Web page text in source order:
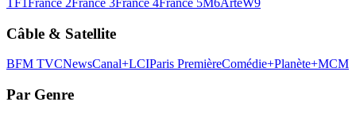
Câble & Satellite
BFM TVCNewsCanal+LCIParis PremièreComédie+Planète+MCM
Par Genre